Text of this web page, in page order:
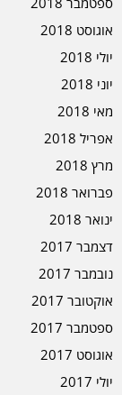
אוגוסט 2018
יולי 2018
יוני 2018
מאי 2018
אפריל 2018
מרץ 2018
פברואר 2018
ינואר 2018
דצמבר 2017
נובמבר 2017
אוקטובר 2017
ספטמבר 2017
אוגוסט 2017
יולי 2017